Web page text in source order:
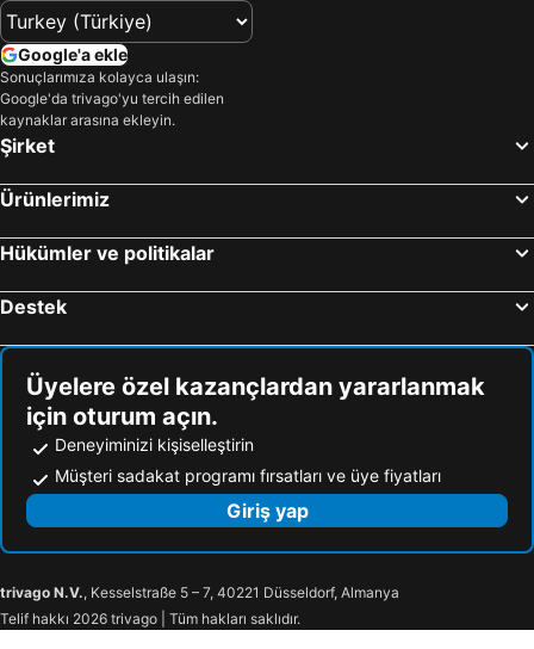
Google'a ekle
Sonuçlarımıza kolayca ulaşın:
Google'da trivago'yu tercih edilen
kaynaklar arasına ekleyin.
Şirket
Ürünlerimiz
Hükümler ve politikalar
Destek
Üyelere özel kazançlardan yararlanmak
için oturum açın.
Deneyiminizi kişiselleştirin
Müşteri sadakat programı fırsatları ve üye fiyatları
Giriş yap
trivago N.V., Kesselstraße 5 – 7, 40221 Düsseldorf, Almanya
Telif hakkı 2026 trivago | Tüm hakları saklıdır.